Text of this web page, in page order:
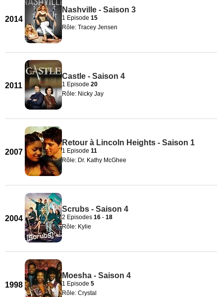
2014
Nashville - Saison 3
1 Episode 15
Rôle: Tracey Jensen
2011
Castle - Saison 4
1 Episode 20
Rôle: Nicky Jay
2007
Retour à Lincoln Heights - Saison 1
1 Episode 11
Rôle: Dr. Kathy McGhee
2004
Scrubs - Saison 4
2 Episodes 16 - 18
Rôle: Kylie
1998
Moesha - Saison 4
1 Episode 5
Rôle: Crystal